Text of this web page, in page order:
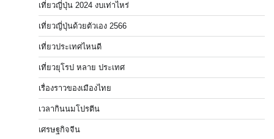
เที่ยวญี่ปุ่น 2024 งบเท่าไหร่
เที่ยวญี่ปุ่นด้วยตัวเอง 2566
เที่ยวประเทศไหนดี
เที่ยวยุโรป หลาย ประเทศ
เรื่องราวของเมืองไทย
เวลากินนมโปรตีน
เศรษฐกิจจีน